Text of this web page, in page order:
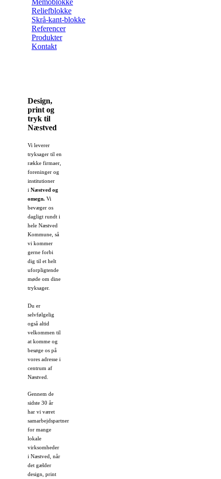
Memoblokke
Reliefblokke
Skrå-kant-blokke
Referencer
Produkter
Kontakt
Design,
print og
tryk til
Næstved
Vi leverer
tryksager til en
række firmaer,
foreninger og
institutioner
i Næstved og
omegn. Vi
bevæger os
dagligt rundt i
hele Næstved
Kommune, så
vi kommer
gerne forbi
dig til et helt
uforpligtende
møde om dine
tryksager.
Du er
selvfølgelig
også altid
velkommen til
at komme og
besøge os på
vores adresse i
centrum af
Næstved.
Gennem de
sidste 30 år
har vi været
samarbejdspartner
for mange
lokale
virksomheder
i Næstved, når
det gælder
design, print